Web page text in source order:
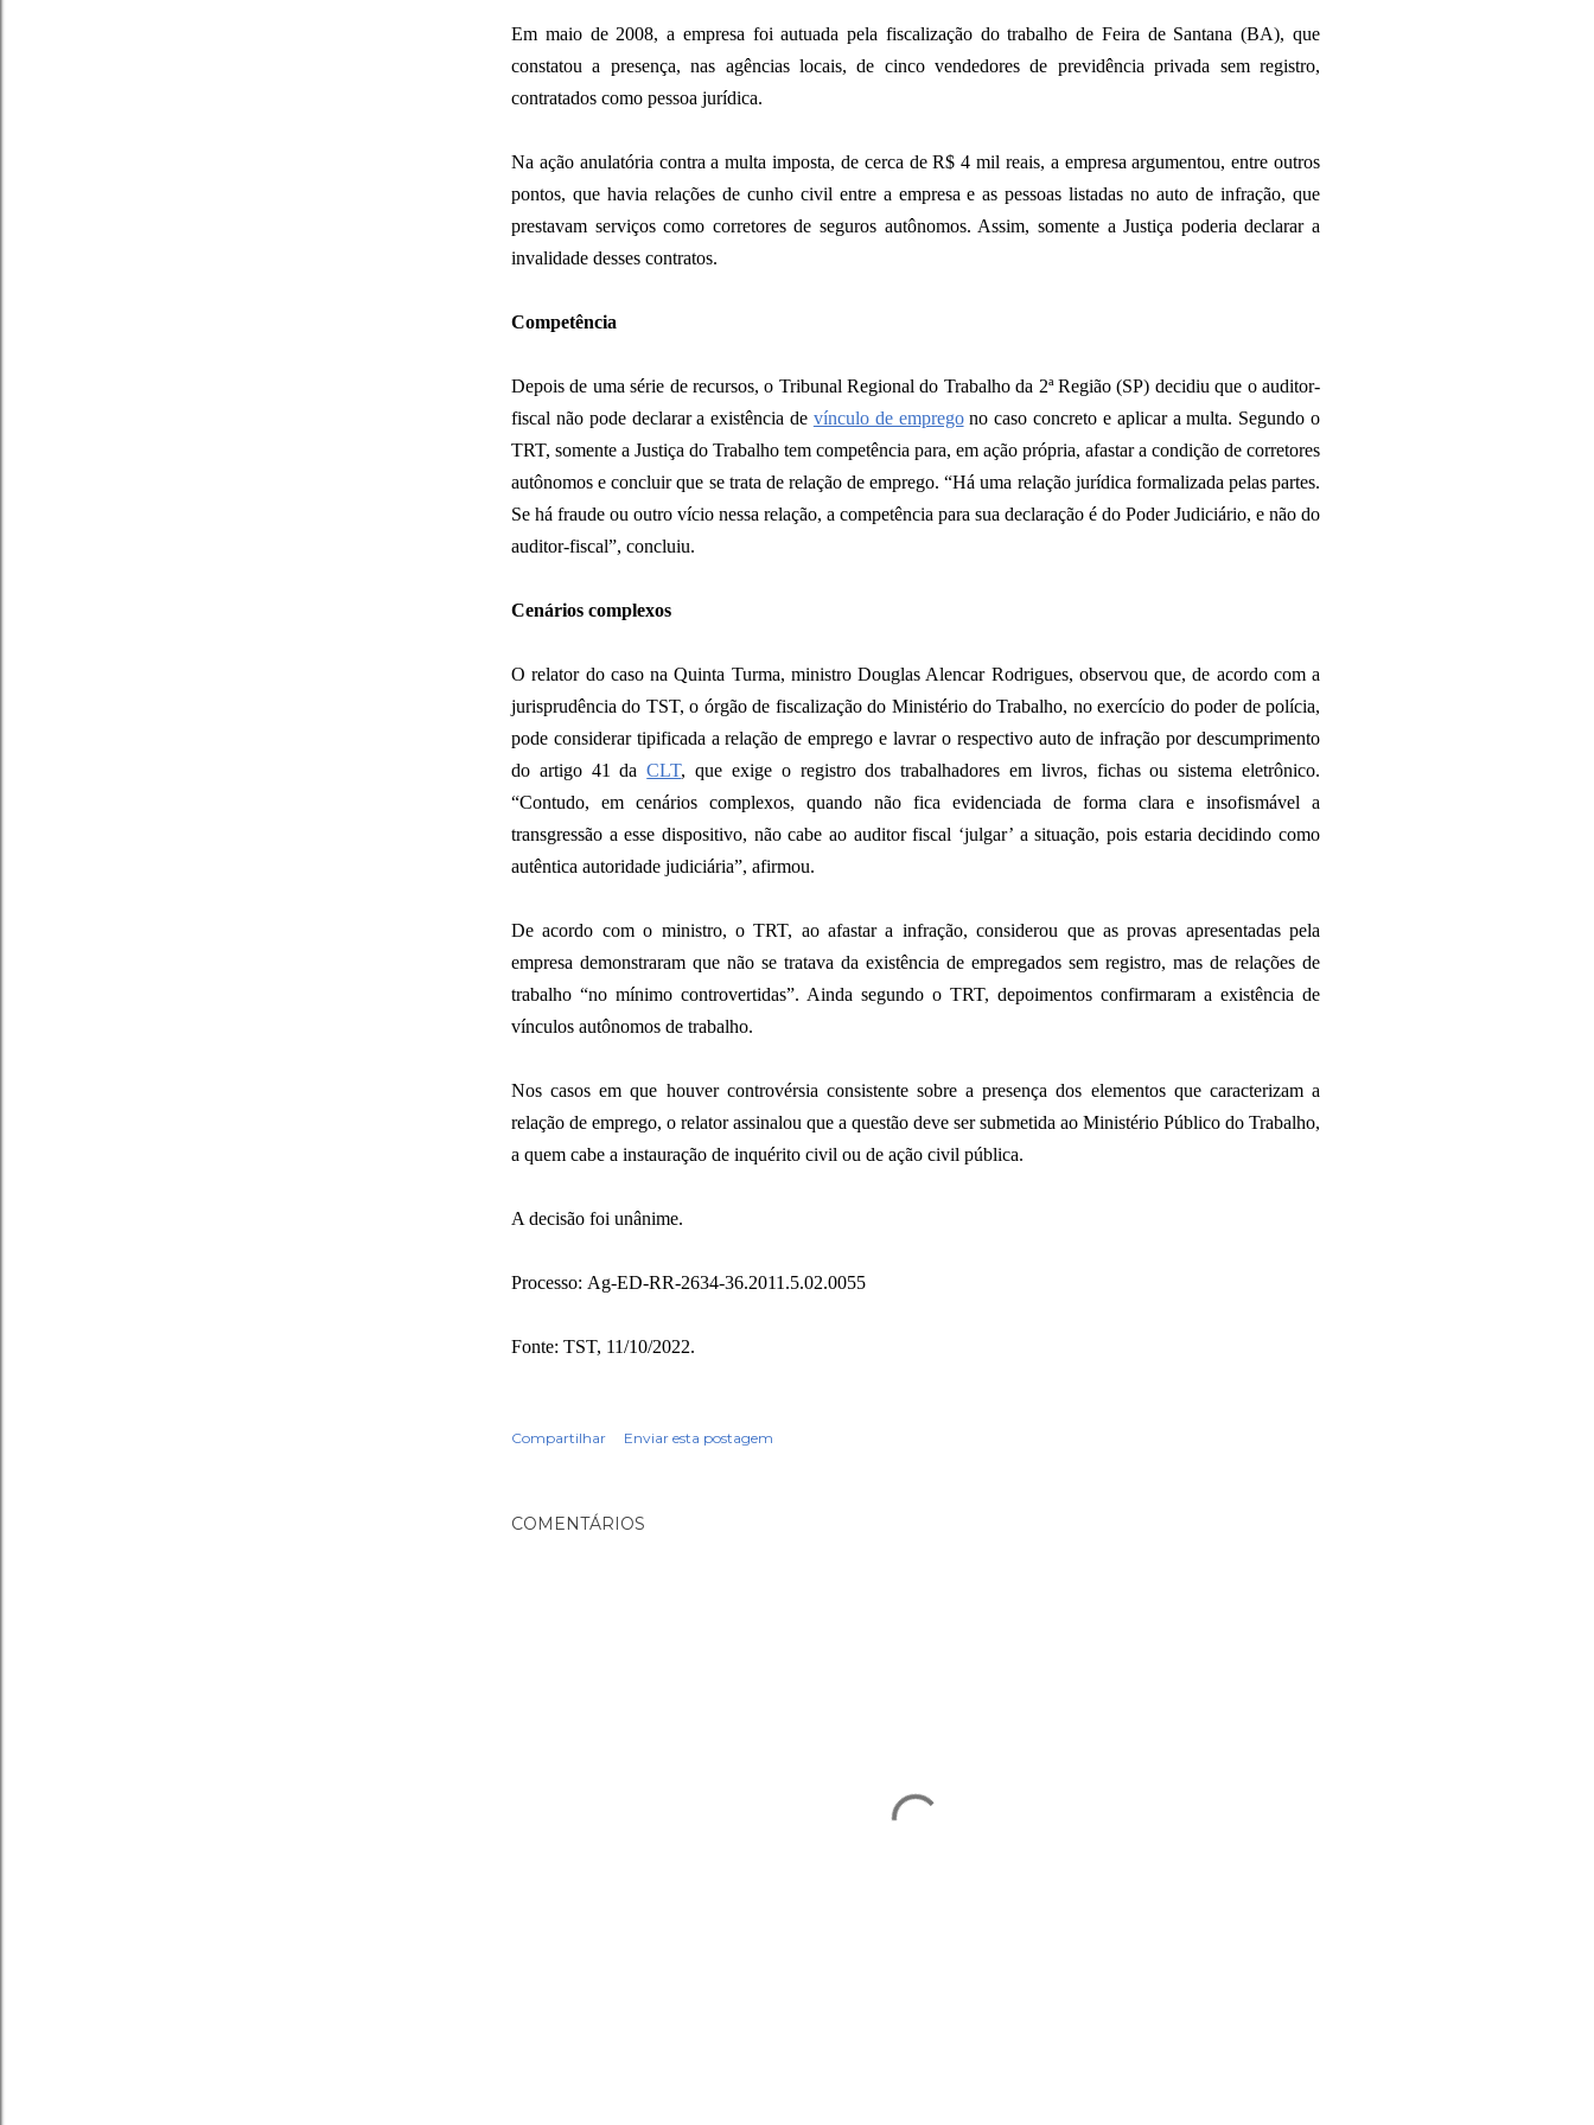
Em maio de 2008, a empresa foi autuada pela fiscalização do trabalho de Feira de Santana (BA), que
constatou a presença, nas agências locais, de cinco vendedores de previdência privada sem registro,
contratados como pessoa jurídica.
Na ação anulatória contra a multa imposta, de cerca de R$ 4 mil reais, a empresa argumentou, entre outros
pontos, que havia relações de cunho civil entre a empresa e as pessoas listadas no auto de infração, que
prestavam serviços como corretores de seguros autônomos. Assim, somente a Justiça poderia declarar a
invalidade desses contratos.
Competência
Depois de uma série de recursos, o Tribunal Regional do Trabalho da 2ª Região (SP) decidiu que o auditor-
fiscal não pode declarar a existência de vínculo de emprego no caso concreto e aplicar a multa. Segundo o
TRT, somente a Justiça do Trabalho tem competência para, em ação própria, afastar a condição de corretores
autônomos e concluir que se trata de relação de emprego. “Há uma relação jurídica formalizada pelas partes.
Se há fraude ou outro vício nessa relação, a competência para sua declaração é do Poder Judiciário, e não do
auditor-fiscal”, concluiu.
Cenários complexos
O relator do caso na Quinta Turma, ministro Douglas Alencar Rodrigues, observou que, de acordo com a
jurisprudência do TST, o órgão de fiscalização do Ministério do Trabalho, no exercício do poder de polícia,
pode considerar tipificada a relação de emprego e lavrar o respectivo auto de infração por descumprimento
do artigo 41 da CLT, que exige o registro dos trabalhadores em livros, fichas ou sistema eletrônico.
“Contudo, em cenários complexos, quando não fica evidenciada de forma clara e insofismável a
transgressão a esse dispositivo, não cabe ao auditor fiscal ‘julgar’ a situação, pois estaria decidindo como
autêntica autoridade judiciária”, afirmou.
De acordo com o ministro, o TRT, ao afastar a infração, considerou que as provas apresentadas pela
empresa demonstraram que não se tratava da existência de empregados sem registro, mas de relações de
trabalho “no mínimo controvertidas”. Ainda segundo o TRT, depoimentos confirmaram a existência de
vínculos autônomos de trabalho.
Nos casos em que houver controvérsia consistente sobre a presença dos elementos que caracterizam a
relação de emprego, o relator assinalou que a questão deve ser submetida ao Ministério Público do Trabalho,
a quem cabe a instauração de inquérito civil ou de ação civil pública.
A decisão foi unânime.
Processo: Ag-ED-RR-2634-36.2011.5.02.0055
Fonte: TST, 11/10/2022.
Compartilhar Enviar esta postagem
COMENTÁRIOS